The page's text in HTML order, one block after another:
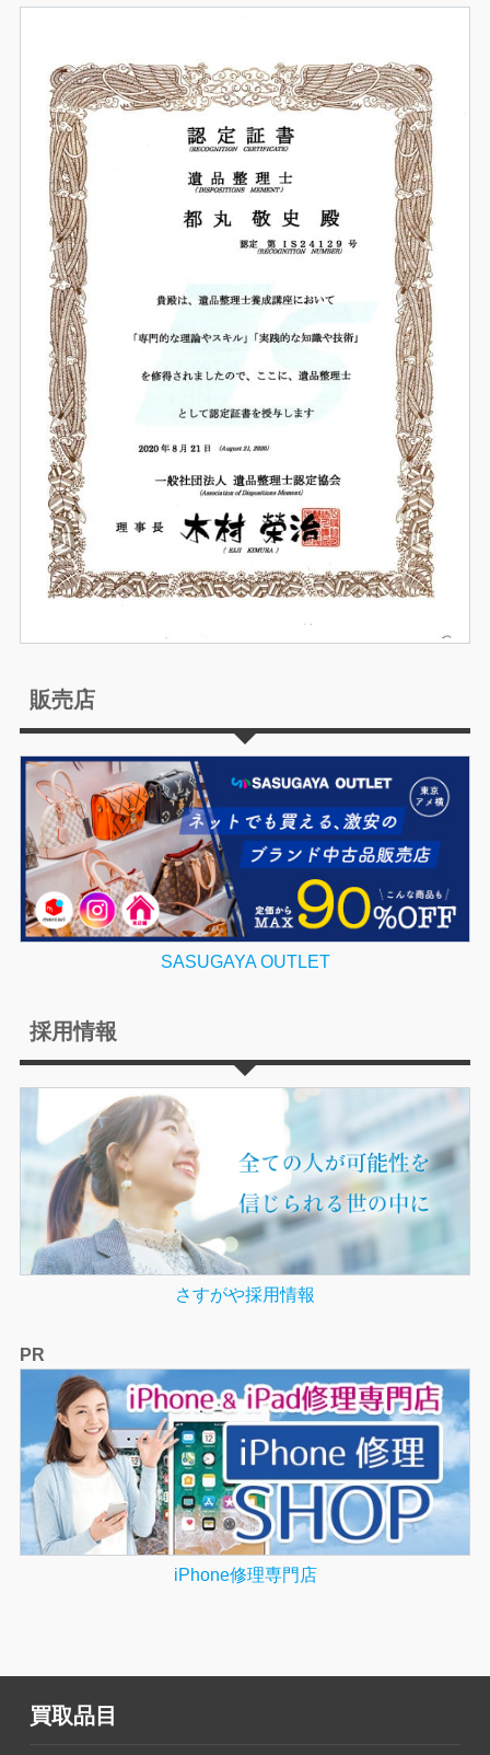
販売店
SASUGAYA OUTLET
採用情報
さすがや採用情報
PR
iPhone修理専門店
買取品目